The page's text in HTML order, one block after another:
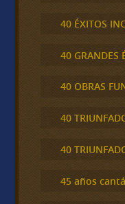
40 ÉXITOS
40 GRANDES
40 OBRAS
40
40
45 años